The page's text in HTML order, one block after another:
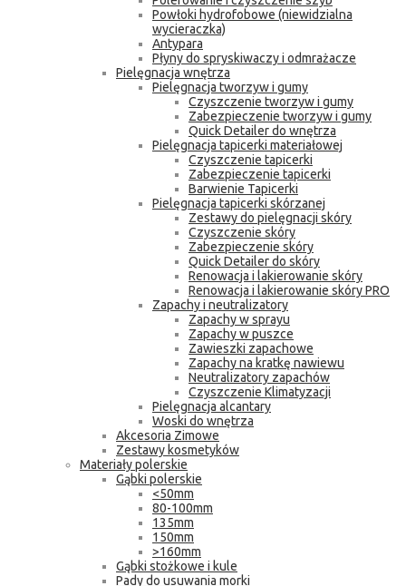
Powłoki hydrofobowe (niewidzialna
wycieraczka)
Antypara
Płyny do spryskiwaczy i odmrażacze
Pielęgnacja wnętrza
Pielęgnacja tworzyw i gumy
Czyszczenie tworzyw i gumy
Zabezpieczenie tworzyw i gumy
Quick Detailer do wnętrza
Pielęgnacja tapicerki materiałowej
Czyszczenie tapicerki
Zabezpieczenie tapicerki
Barwienie Tapicerki
Pielęgnacja tapicerki skórzanej
Zestawy do pielęgnacji skóry
Czyszczenie skóry
Zabezpieczenie skóry
Quick Detailer do skóry
Renowacja i lakierowanie skóry
Renowacja i lakierowanie skóry PRO
Zapachy i neutralizatory
Zapachy w sprayu
Zapachy w puszce
Zawieszki zapachowe
Zapachy na kratkę nawiewu
Neutralizatory zapachów
Czyszczenie Klimatyzacji
Pielęgnacja alcantary
Woski do wnętrza
Akcesoria Zimowe
Zestawy kosmetyków
Materiały polerskie
Gąbki polerskie
<50mm
80-100mm
135mm
150mm
>160mm
Gąbki stożkowe i kule
Pady do usuwania morki